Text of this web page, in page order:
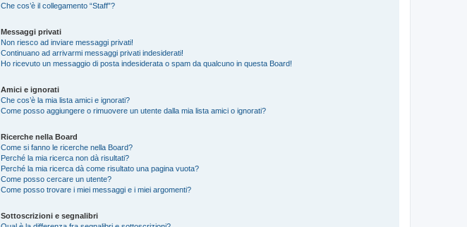
Che cos’è il collegamento “Staff”?
Messaggi privati
Non riesco ad inviare messaggi privati!
Continuano ad arrivarmi messaggi privati indesiderati!
Ho ricevuto un messaggio di posta indesiderata o spam da qualcuno in questa Board!
Amici e ignorati
Che cos’è la mia lista amici e ignorati?
Come posso aggiungere o rimuovere un utente dalla mia lista amici o ignorati?
Ricerche nella Board
Come si fanno le ricerche nella Board?
Perché la mia ricerca non dà risultati?
Perché la mia ricerca dà come risultato una pagina vuota?
Come posso cercare un utente?
Come posso trovare i miei messaggi e i miei argomenti?
Sottoscrizioni e segnalibri